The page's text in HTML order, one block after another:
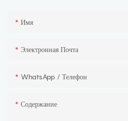
Имя
Электронная Почта
WhatsApp / Телефон
Содержание